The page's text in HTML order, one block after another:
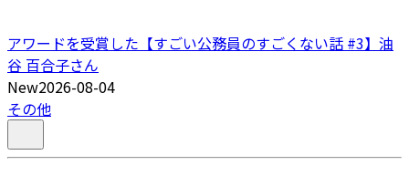
アワードを受賞した【すごい公務員のすごくない話 #3】油
谷 百合子さん
New2026-08-04
その他